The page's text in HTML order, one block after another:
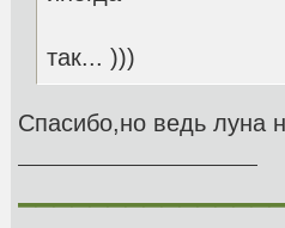
так... )))
Спасибо,но ведь луна